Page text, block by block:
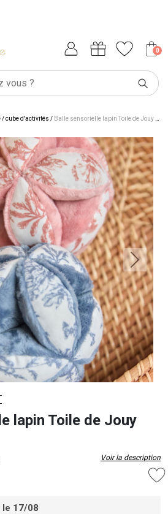
0
/ cube d'activités / Balle sensorielle lapin Toile de Jouy rose
lapin Toile de Jouy
Voir la description
le 17/08